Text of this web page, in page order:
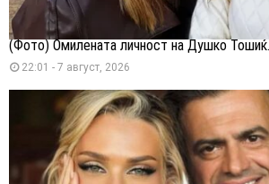
(Фото) Омилената личност на Душко
22:01 - 7 август, 2026